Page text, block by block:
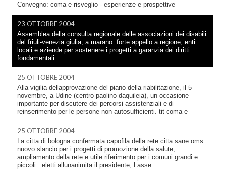
Convegno: coma e risveglio - esperienze e prospettive
23 OTTOBRE 2004
Assemblea della consulta regionale delle associazioni dei disabili
del friuli-venezia giulia, a marano. forte appello a regione, enti
locali e aziende per sostenere i progetti a garanzia dei diritti
fondamentali
25 OTTOBRE 2004
Alla vigilia dellapprovazione del piano della riabilitazione, il 5
novembre, a Udine (centro paolino daquileia), un occasione
importante per discutere dei percorsi assistenziali e di
reinserimento per le persone non autosufficienti. tit coma e
25 OTTOBRE 2004
La citta di bologna confermata capofila della rete citta sane oms .
nuovo slancio per i progetti di promozione della salute,
ampliamento della rete e utile riferimento per i comuni grandi e
piccoli . eletti allunanimita il presidente, l asse